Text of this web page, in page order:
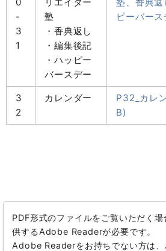
0
-
3
1
リエイター
塾
・香典返し
・編集後記
・ハッピー
バースデー
塾、香典
ピーバー
3
2
カレンダー
P32_カレ
B)
PDF形式のファイルをご覧いただく
供するAdobe Readerが必要です。
Adobe Readerをお持ちでない方は、